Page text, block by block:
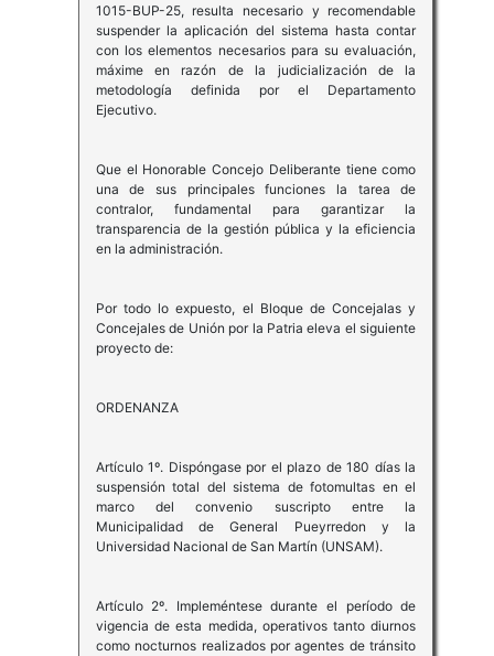
1015-BUP-25, resulta necesario y recomendable
suspender la aplicación del sistema hasta contar
con los elementos necesarios para su evaluación,
máxime en razón de la judicialización de la
metodología definida por el Departamento
Ejecutivo.
Que el Honorable Concejo Deliberante tiene como
una de sus principales funciones la tarea de
contralor, fundamental para garantizar la
transparencia de la gestión pública y la eficiencia
en la administración.
Por todo lo expuesto, el Bloque de Concejalas y
Concejales de Unión por la Patria eleva el siguiente
proyecto de:
ORDENANZA
Artículo 1º. Dispóngase por el plazo de 180 días la
suspensión total del sistema de fotomultas en el
marco del convenio suscripto entre la
Municipalidad de General Pueyrredon y la
Universidad Nacional de San Martín (UNSAM).
Artículo 2º. Impleméntese durante el período de
vigencia de esta medida, operativos tanto diurnos
como nocturnos realizados por agentes de tránsito